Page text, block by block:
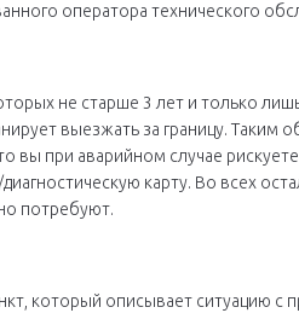
оператора технического
не старше 3 лет и только
выезжать за границу.
вы при аварийном случае
карту. Во всех
потребуют.
который описывает ситуацию с